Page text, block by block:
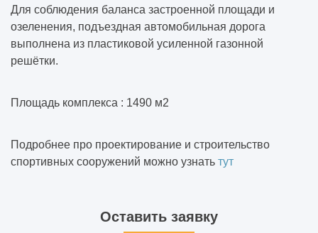
Для соблюдения баланса застроенной площади и
озеленения, подъездная автомобильная дорога
выполнена из пластиковой усиленной газонной
решётки.
Площадь комплекса : 1490 м2
Подробнее про проектирование и строительство
спортивных сооружений можно узнать тут
Оставить заявку